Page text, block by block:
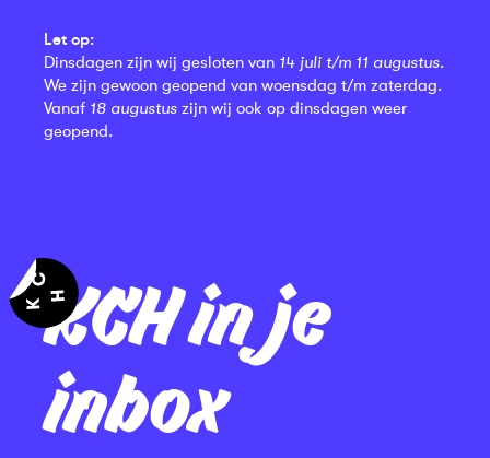
KCH in je
inbox
Let op:
Dinsdagen zijn wij gesloten van 14 juli t/m 11 augustus.
We zijn gewoon geopend van woensdag t/m zaterdag.
Vanaf 18 augustus zijn wij ook op dinsdagen weer
geopend.